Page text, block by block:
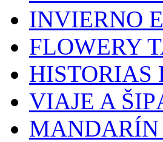
INVIERNO
FLOWERY
HISTORIAS
VIAJE A